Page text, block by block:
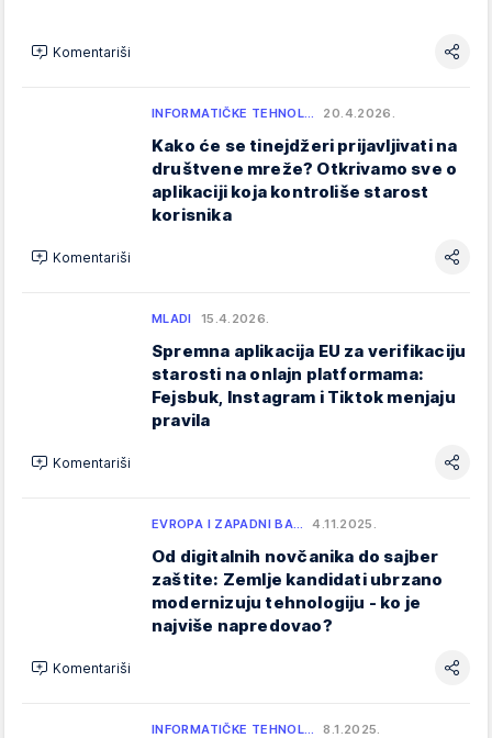
Komentariši
INFORMATIČKE TEHNOL… 20.4.2026.
Kako će se tinejdžeri prijavljivati na
društvene mreže? Otkrivamo sve o
aplikaciji koja kontroliše starost
korisnika
Komentariši
MLADI 15.4.2026.
Spremna aplikacija EU za verifikaciju
starosti na onlajn platformama:
Fejsbuk, Instagram i Tiktok menjaju
pravila
Komentariši
EVROPA I ZAPADNI BA… 4.11.2025.
Od digitalnih novčanika do sajber
zaštite: Zemlje kandidati ubrzano
modernizuju tehnologiju - ko je
najviše napredovao?
Komentariši
INFORMATIČKE TEHNOL… 8.1.2025.